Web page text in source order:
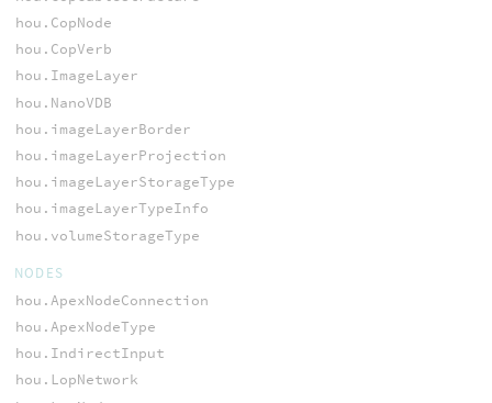
hou.CopNode
hou.CopVerb
hou.ImageLayer
hou.NanoVDB
hou.imageLayerBorder
hou.imageLayerProjection
hou.imageLayerStorageType
hou.imageLayerTypeInfo
hou.volumeStorageType
NODES
hou.ApexNodeConnection
hou.ApexNodeType
hou.IndirectInput
hou.LopNetwork